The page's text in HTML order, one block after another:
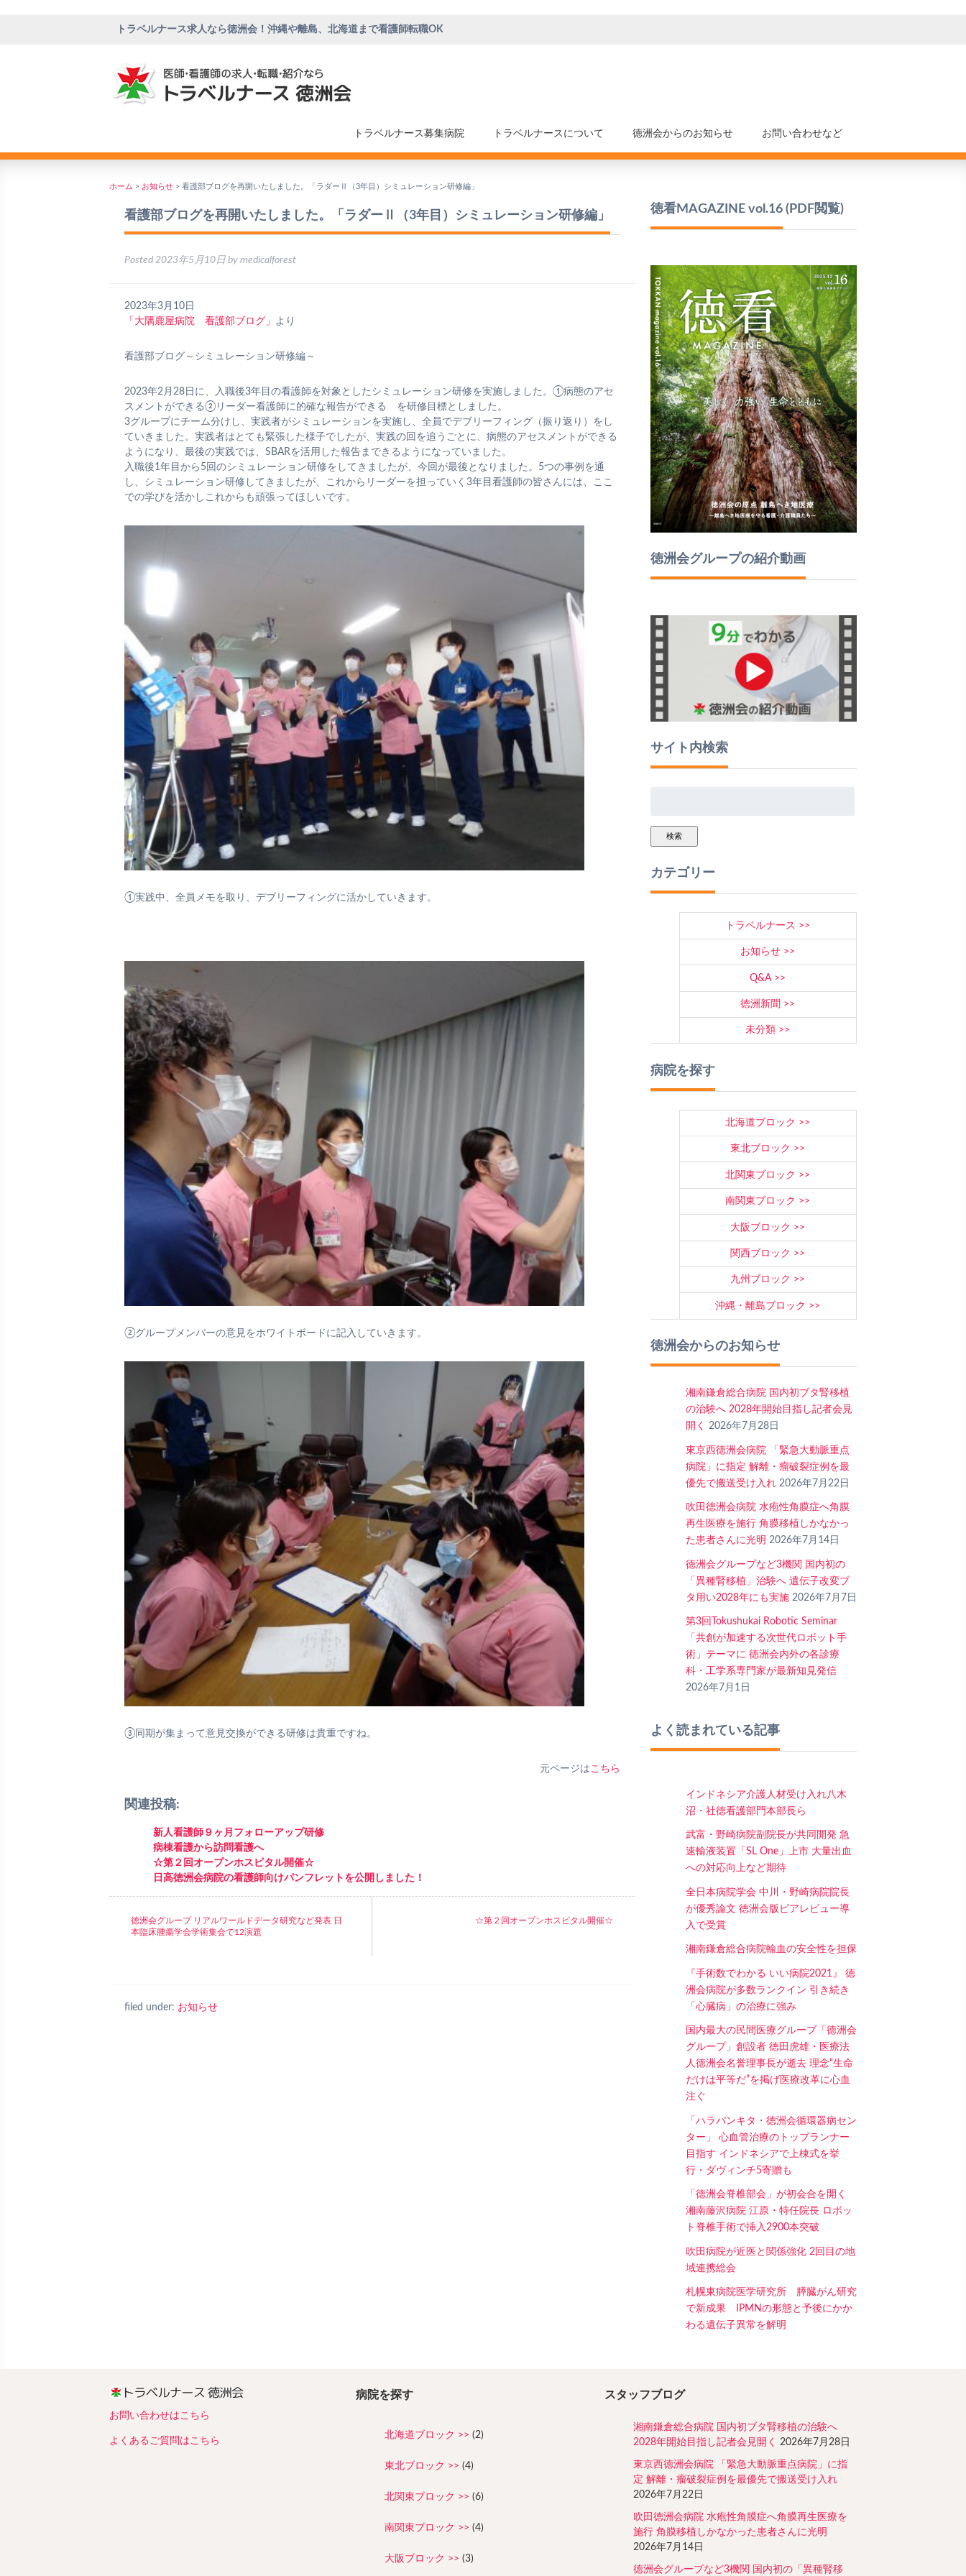
トラベルナース求人なら徳洲会！沖縄や離島、北海道まで看護師転職OK
トラベルナース募集病院 トラベルナースについて 徳洲会からのお知らせ お問い合わせなど
ホーム > お知らせ > 看護部ブログを再開いたしました。「ラダーⅡ（3年目）シミュレーション研修編」
看護部ブログを再開いたしました。「ラダーⅡ（3年目）シミュレーション研修編」
Posted 2023年5月10日 by medicalforest
2023年3月10日
「大隅鹿屋病院 看護部ブログ」 より
看護部ブログ～シミュレーション研修編～
2023年2月28日に、入職後3年目の看護師を対象としたシミュレーション研修を実施しました。①病態のアセ
スメントができる②リーダー看護師に的確な報告ができる を研修目標としました。
3グループにチーム分けし、実践者がシミュレーションを実施し、全員でデブリーフィング（振り返り）をし
ていきました。実践者はとても緊張した様子でしたが、実践の回を追うごとに、病態のアセスメントができる
ようになり、最後の実践では、SBARを活用した報告まできるようになっていました。
入職後1年目から5回のシミュレーション研修をしてきましたが、今回が最後となりました。5つの事例を通
し、シミュレーション研修してきましたが、これからリーダーを担っていく3年目看護師の皆さんには、ここ
での学びを活かしこれからも頑張ってほしいです。
①実践中、全員メモを取り、デブリーフィングに活かしていきます。
②グループメンバーの意見をホワイトボードに記入していきます。
③同期が集まって意見交換ができる研修は貴重ですね。
元ページはこちら
関連投稿:
新人看護師９ヶ月フォローアップ研修
病棟看護から訪問看護へ
☆第２回オープンホスピタル開催☆
日高徳洲会病院の看護師向けパンフレットを公開しました！
徳洲会グループ リアルワールドデータ研究など発表 日
本臨床腫瘍学会学術集会で12演題
☆第２回オープンホスピタル開催☆
filed under: お知らせ
徳看MAGAZINE vol.16(PDF閲覧)
徳洲会グループの紹介動画
サイト内検索
検索
カテゴリー
トラベルナース
お知らせ
Q&A
徳洲新聞
未分類
病院を探す
北海道ブロック
東北ブロック
北関東ブロック
南関東ブロック
大阪ブロック
関西ブロック
九州ブロック
沖縄・離島ブロック
徳洲会からのお知らせ
湘南鎌倉総合病院 国内初ブタ腎移植
の治験へ 2028年開始目指し記者会見
開く
2026年7月28日
東京西徳洲会病院 「緊急大動脈重点
病院」に指定 解離・瘤破裂症例を最
優先で搬送受け入れ 2026年7月22日
吹田徳洲会病院 水疱性角膜症へ角膜
再生医療を施行 角膜移植しかなかっ
た患者さんに光明 2026年7月14日
徳洲会グループなど3機関 国内初の
「異種腎移植」治験へ 遺伝子改変ブ
タ用い2028年にも実施 2026年7月7日
第3回Tokushukai Robotic Seminar
「共創が加速する次世代ロボット手
術」テーマに 徳洲会内外の各診療
科・工学系専門家が最新知見発信
2026年7月1日
よく読まれている記事
インドネシア介護人材受け入れ八木
沼・社徳看護部門本部長ら
武富・野崎病院副院長が共同開発 急
速輸液装置「SL One」上市 大量出血
への対応向上など期待
全日本病院学会 中川・野崎病院院長
が優秀論文 徳洲会版ピアレビュー導
入で受賞
湘南鎌倉総合病院輸血の安全性を担保
『手術数でわかる いい病院2021』 徳
洲会病院が多数ランクイン 引き続き
「心臓病」の治療に強み
国内最大の民間医療グループ「徳洲会
グループ」創設者 徳田虎雄・医療法
人徳洲会名誉理事長が逝去 理念“生命
だけは平等だ”を掲げ医療改革に心血
注ぐ
「ハラパンキタ・徳洲会循環器病セン
ター」 心血管治療のトップランナー
目指す インドネシアで上棟式を挙
行・ダヴィンチ5寄贈も
「徳洲会脊椎部会」が初会合を開く
湘南藤沢病院 江原・特任院長 ロボッ
ト脊椎手術で挿入2900本突破
吹田病院が近医と関係強化 2回目の地
域連携総会
札幌東病院医学研究所 膵臓がん研究
で新成果 IPMNの形態と予後にかか
わる遺伝子異常を解明
お問い合わせはこちら
よくあるご質問はこちら
病院を探す
北海道ブロック (2)
東北ブロック (4)
北関東ブロック (6)
南関東ブロック (4)
大阪ブロック (3)
スタッフブログ
湘南鎌倉総合病院 国内初ブタ腎移植の治験へ
2028年開始目指し記者会見開く
2026年7月28日
東京西徳洲会病院 「緊急大動脈重点病院」に指
定 解離・瘤破裂症例を最優先で搬送受け入れ
2026年7月22日
吹田徳洲会病院 水疱性角膜症へ角膜再生医療を
施行 角膜移植しかなかった患者さんに光明
2026年7月14日
徳洲会グループなど3機関 国内初の「異種腎移